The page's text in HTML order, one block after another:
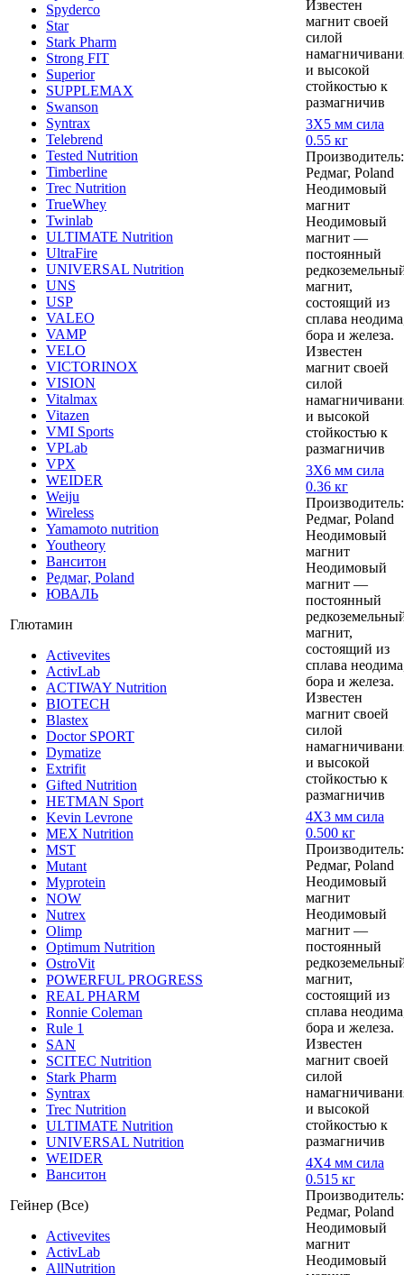
Spyderco
Star
Stark Pharm
Strong FIT
Superior
SUPPLEMAX
Swanson
Syntrax
Telebrend
Tested Nutrition
Timberline
Trec Nutrition
TrueWhey
Twinlab
ULTIMATE Nutrition
UltraFire
UNIVERSAL Nutrition
UNS
USP
VALEO
VAMP
VELO
VICTORINOX
VISION
Vitalmax
Vitazen
VMI Sports
VPLab
VPX
WEIDER
Weiju
Wireless
Yamamoto nutrition
Youtheory
Ванситон
Редмаг, Poland
ЮВАЛЬ
Глютамин
Activevites
ActivLab
ACTIWAY Nutrition
BIOTECH
Blastex
Doctor SPORT
Dymatize
Extrifit
Gifted Nutrition
HETMAN Sport
Kevin Levrone
MEX Nutrition
MST
Mutant
Myprotein
NOW
Nutrex
Olimp
Optimum Nutrition
OstroVit
POWERFUL PROGRESS
REAL PHARM
Ronnie Coleman
Rule 1
SAN
SCITEC Nutrition
Stark Pharm
Syntrax
Trec Nutrition
ULTIMATE Nutrition
UNIVERSAL Nutrition
WEIDER
Ванситон
Гейнер (Все)
Activevites
ActivLab
AllNutrition
Известен
магнит своей
силой
и высокой
стойкостью к
размагничив
3Х5 мм сила
0.55 кг
Производитель:
Редмаг, Poland
Неодимовый
магнит
Неодимовый
магнит —
постоянный
магнит,
состоящий из
сплава
бора и железа.
Известен
магнит своей
силой
и высокой
стойкостью к
размагничив
3Х6 мм сила
0.36 кг
Производитель:
Редмаг, Poland
Неодимовый
магнит
Неодимовый
магнит —
постоянный
магнит,
состоящий из
сплава
бора и железа.
Известен
магнит своей
силой
и высокой
стойкостью к
размагничив
4Х3 мм сила
0.500 кг
Производитель:
Редмаг, Poland
Неодимовый
магнит
Неодимовый
магнит —
постоянный
магнит,
состоящий из
сплава
бора и железа.
Известен
магнит своей
силой
и высокой
стойкостью к
размагничив
4Х4 мм сила
0.515 кг
Производитель:
Редмаг, Poland
Неодимовый
магнит
Неодимовый